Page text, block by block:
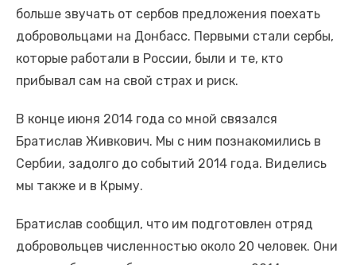
больше звучать от сербов предложения поехать
добровольцами на Донбасс. Первыми стали сербы,
которые работали в России, были и те, кто
прибывал сам на свой страх и риск.
В конце июня 2014 года со мной связался
Братислав Живкович. Мы с ним познакомились в
Сербии, задолго до событий 2014 года. Виделись
мы также и в Крыму.
Братислав сообщил, что им подготовлен отряд
добровольцев численностью около 20 человек. Они